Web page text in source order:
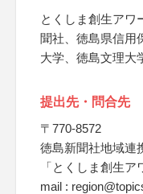
とくしま創生アワ
聞社、徳島県信用
大学、徳島文理大
提出先・問合先
〒770-8572
徳島新聞社地域連
「とくしま創生
mail :